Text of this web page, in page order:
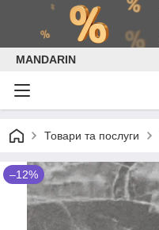
MANDARIN
Товари та послуги
–12%